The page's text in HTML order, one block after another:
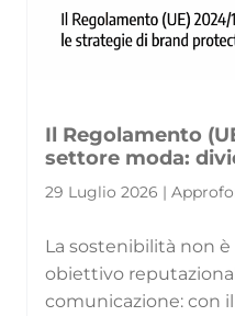
Il Regolamento
settore moda:
29 Luglio 2026 |
La sostenibilità non
obiettivo
comunicazione: con